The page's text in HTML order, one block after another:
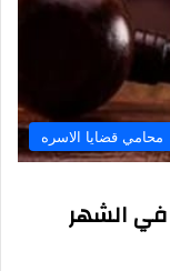
محامي قضايا الاسره
الشهر